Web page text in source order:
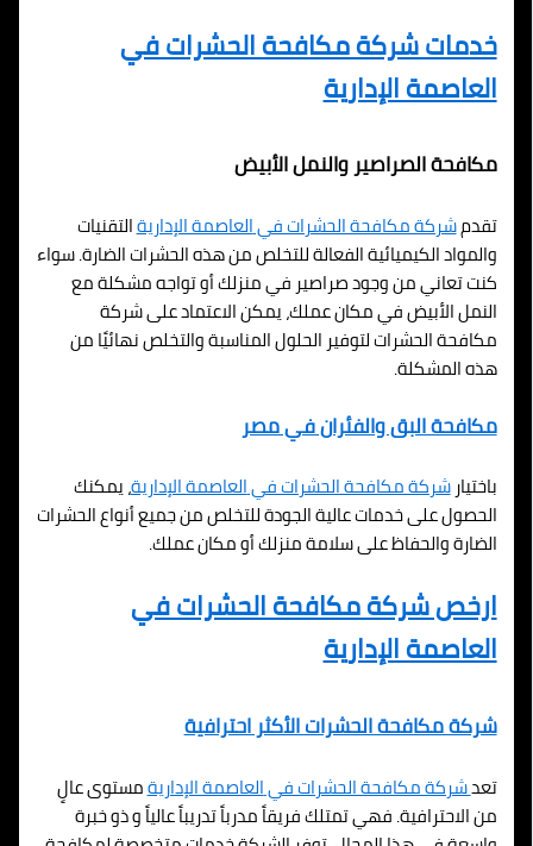
خدمات شركة مكافحة الحشرات في
العاصمة الإدارية
مكافحة الصراصير والنمل الأبيض
تقدمشركة مكافحة الحشرات فيالعاصمة الإداريةالتقنيات
والمواد الكيميائية الفعالة للتخلص من هذه الحشرات الضارة. سواء
كنت تعاني من وجود صراصير في منزلك أو تواجه مشكلة مع
النمل الأبيض في مكان عملك، يمكن الاعتماد على شركة
مكافحة الحشرات لتوفير الحلول المناسبة والتخلص نهائيًا من
هذه المشكلة.
مكافحة البق والفئران في مصر
باختيارشركة مكافحة الحشرات فيالعاصمة الإدارية، يمكنك
الحصول على خدمات عالية الجودة للتخلص من جميع أنواع الحشرات
الضارة والحفاظ على سلامة منزلك أو مكان عملك.
ارخص شركة مكافحة الحشرات في
العاصمة الإدارية
شركة مكافحة الحشرات الأكثر احترافية
تعدشركة مكافحة الحشرات فيالعاصمة الإداريةمستوى عالٍ
من الاحترافية. فهي تمتلك فريقاً مدرباً تدريباً عالياً و ذو خبرة